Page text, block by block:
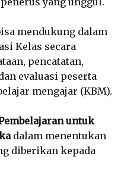
mendukung dalam
Kelas secara
pencatatan,
evaluasi peserta
mengajar (KBM).
untuk
dalam menentukan
diberikan kepada